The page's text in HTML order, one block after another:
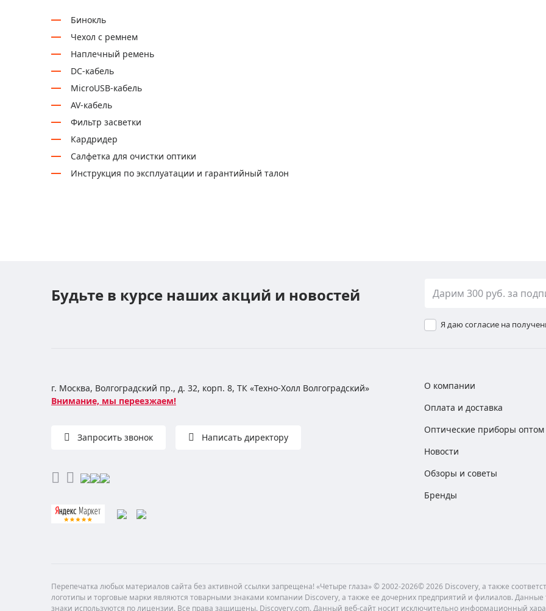
Бинокль
Чехол с ремнем
Наплечный ремень
DC-кабель
MicroUSB-кабель
AV-кабель
Фильтр засветки
Кардридер
Салфетка для очистки оптики
Инструкция по эксплуатации и гарантийный талон
Будьте в курсе наших акций и новостей
Я даю согласие на
г. Москва, Волгоградский пр., д. 32, корп. 8, ТК «Техно-Холл Волгоградский»
Внимание, мы переезжаем!
Запросить звонок Написать директору
О компании
Оплата и доставка
Оптические приборы оптом
Новости
Обзоры и советы
Бренды
Перепечатка любых материалов сайта без активной ссылки запрещена! «Четыре глаза» © 2002-2026© 2026 Discovery, а также
логотипы и торговые марки являются товарными знаками компании Discovery, а также ее дочерних предприятий и филиалов. Данные
знаки используются по лицензии. Все права защищены. Discovery.com. Данный веб-сайт носит исключительно информационный